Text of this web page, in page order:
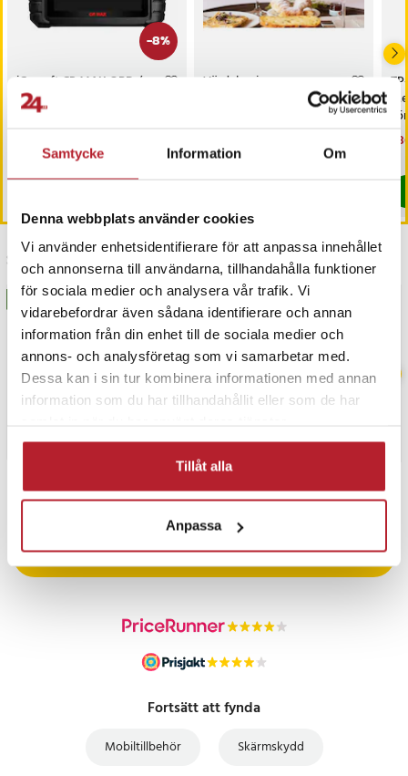
Samtycke Information Om
Denna webbplats använder cookies
Vi använder enhetsidentifierare för att anpassa innehållet
och annonserna till användarna, tillhandahålla funktioner
för sociala medier och analysera vår trafik. Vi
vidarebefordrar även sådana identifierare och annan
information från din enhet till de sociala medier och
annons- och analysföretag som vi samarbetar med.
Dessa kan i sin tur kombinera informationen med annan
information som du har tillhandahållit eller som de har
Tillåt alla
Anpassa
-8%
iCarsoft CR MAX OBD /
OBD2 felkodsläsare /
bildiagnosverktyg /
3 698 krTidigare pris 3 999 kr
I lager, levereras inom 1-2 vardagar
Värdebevis
I lager, levereras inom 1-2 vardagar
Senast besökta
BÄSTSÄLJARE
PRISGARANTI
UTFÖRSÄLJNING
Fortsätt att fynda
Mobiltillbehör Skärmskydd